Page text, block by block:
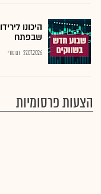
היכונו
שבפתח
27.07.2026 רם מורי
הצעות פרסומיות